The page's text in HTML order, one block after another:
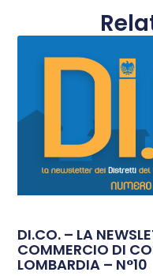
DI.CO. – LA
COMMERCIO DI
LOMBARDIA – N°10